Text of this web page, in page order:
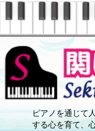
ピアノを通じて
する心を育て、